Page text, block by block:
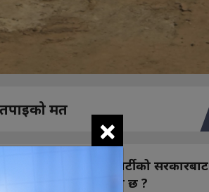
तपाइको मत
नयाँ बन्ने राष्ट्रिय स्वतन्त्र पार्टीको सरकारबाट
कस्तो अपेक्षा राख्नुभएको छ ?
×